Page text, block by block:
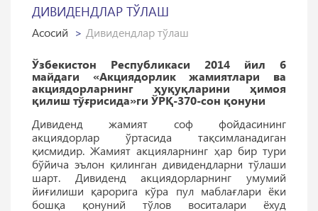
ДИВИДЕНДЛАР ТЎЛАШ
Асосий Дивидендлар тўлаш
Ўзбекистон Республикаси 2014 йил 6
майдаги «Акциядорлик жамиятлари ва
акциядорларнинг ҳуқуқларини ҳимоя
қилиш тўғрисида»ги ЎРҚ-370-сон қонуни
Дивиденд жамият соф фойдасининг
акциядорлар ўртасида тақсимланадиган
қисмидир. Жамият акцияларнинг ҳар бир тури
бўйича эълон қилинган дивидендларни тўлаши
шарт. Дивиденд акциядорларнинг умумий
йиғилиши қарорига кўра пул маблағлари ёки
бошқа қонуний тўлов воситалари ёхуд